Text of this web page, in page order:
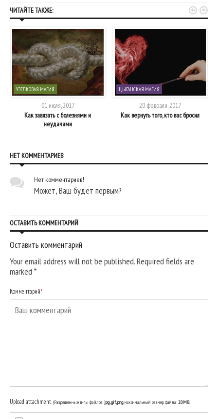
ЧИТАЙТЕ ТАКЖЕ:
УЗЕЛКОВАЯ МАГИЯ
01 июля, 2017
Как завязать с болезнями и
неудачами
ЦЫГАНСКАЯ МАГИЯ
20 февраля, 2017
Как вернуть того, кто вас бросил
 
НЕТ КОММЕНТАРИЕВ
Нет комментариев!
Может, Ваш будет первым?
ОСТАВИТЬ КОММЕНТАРИЙ
Оставить комментарий
Your email address will not be published. Required fields are
marked*
Комментарий*
Upload attachment (Разрешенные типы файлов:jpg, gif, png, максимальный размер файла:20MB.